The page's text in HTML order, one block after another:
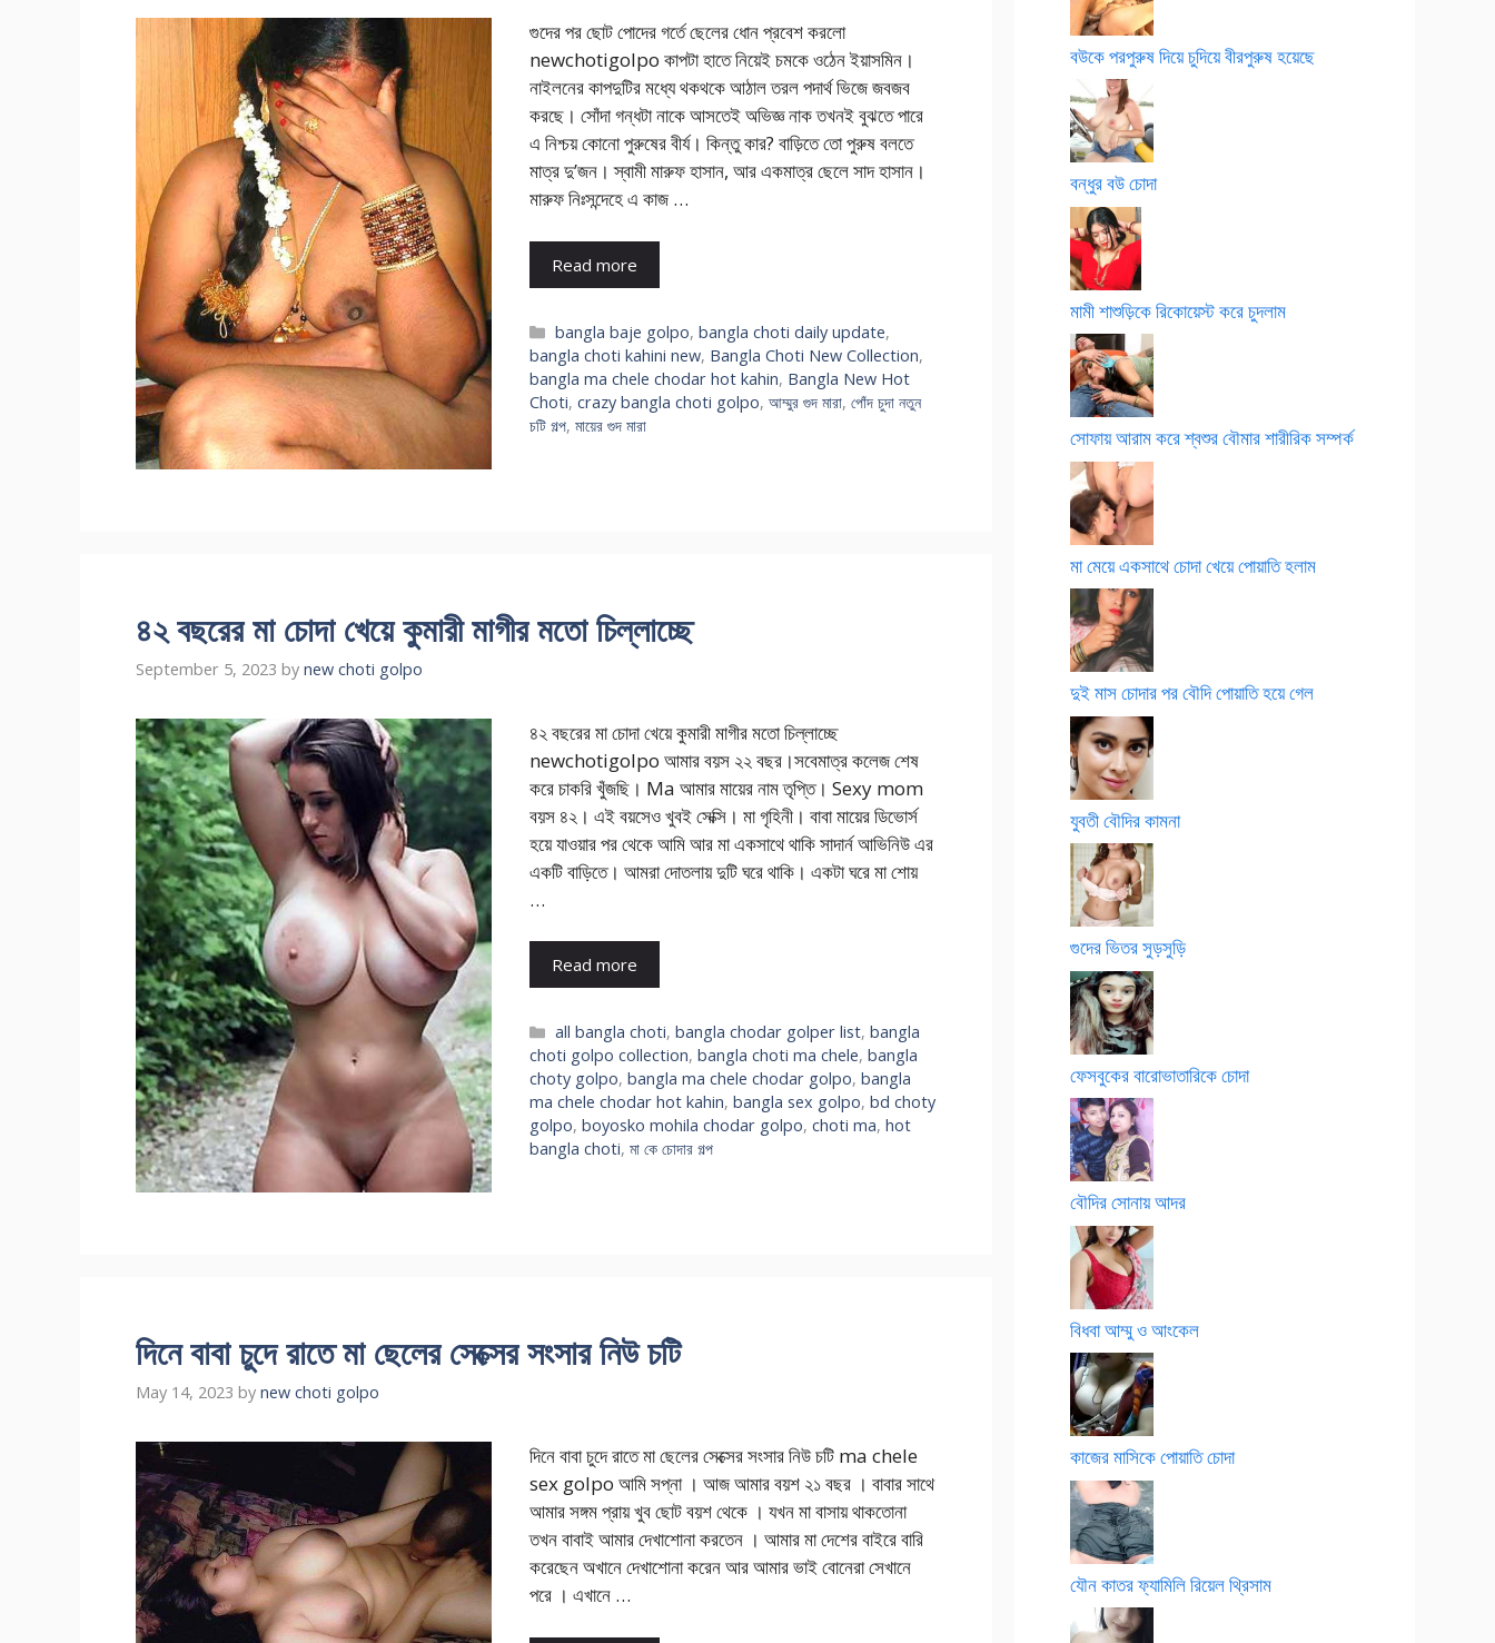
গুদের পর ছোট পোদের গর্তে ছেলের ধোন প্রবেশ করলো
newchotigolpo কাপটা হাতে নিয়েই চমকে ওঠেন ইয়াসমিন।
নাইলনের কাপদুটির মধ্যে থকথকে আঠাল তরল পদার্থ ভিজে জবজব
করছে। সোঁদা গন্ধটা নাকে আসতেই অভিজ্ঞ নাক তখনই বুঝতে পারে
এ নিশ্চয় কোনো পুরুষের বীর্য। কিন্তু কার? বাড়িতে তো পুরুষ বলতে
মাত্র দু’জন। স্বামী মারুফ হাসান, আর একমাত্র ছেলে সাদ হাসান।
মারুফ নিঃসন্দেহে এ কাজ …
Read more
Categories
bangla baje golpo,bangla choti daily update,
bangla choti kahini new, Bangla Choti New Collection,
bangla ma chele chodar hot kahin, Bangla New Hot
Choti, crazy bangla choti golpo, আম্মুর গুদ মারা, পোঁদ চুদা নতুন
চটি গল্প, মায়ের গুদ মারা
৪২ বছরের মা চোদা খেয়ে কুমারী মাগীর মতো চিল্লাচ্ছে
September 5, 2023 by new choti golpo
৪২ বছরের মা চোদা খেয়ে কুমারী মাগীর মতো চিল্লাচ্ছে
newchotigolpo আমার বয়স ২২ বছর।সবেমাত্র কলেজ শেষ
করে চাকরি খুঁজছি। Ma আমার মায়ের নাম তৃপ্তি। Sexy mom
বয়স ৪২। এই বয়সেও খুবই সেক্সি। মা গৃহিনী। বাবা মায়ের ডিভোর্স
হয়ে যাওয়ার পর থেকে আমি আর মা একসাথে থাকি সাদার্ন আভিনিউ এর
একটি বাড়িতে। আমরা দোতলায় দুটি ঘরে থাকি। একটা ঘরে মা শোয়
…
Read more
Categories
all bangla choti,bangla chodar golper list,bangla
choti golpo collection, bangla choti ma chele, bangla
choty golpo, bangla ma chele chodar golpo, bangla
ma chele chodar hot kahin, bangla sex golpo, bd choty
golpo, boyosko mohila chodar golpo, choti ma, hot
bangla choti, মা কে চোদার গল্প
দিনে বাবা চুদে রাতে মা ছেলের সেক্সের সংসার নিউ চটি
May 14, 2023 by new choti golpo
দিনে বাবা চুদে রাতে মা ছেলের সেক্সের সংসার নিউ চটি ma chele
sex golpo আমি সপ্না । আজ আমার বয়শ ২১ বছর । বাবার সাথে
আমার সঙ্গম প্রায় খুব ছোট বয়শ থেকে । যখন মা বাসায় থাকতোনা
তখন বাবাই আমার দেখাশোনা করতেন । আমার মা দেশের বাইরে বারি
করেছেন অখানে দেখাশোনা করেন আর আমার ভাই বোনেরা সেখানে
পরে । এখানে …
বউকে পরপুরুষ দিয়ে চুদিয়ে বীরপুরুষ হয়েছে
বন্ধুর বউ চোদা
মামী শাশুড়িকে রিকোয়েস্ট করে চুদলাম
সোফায় আরাম করে শ্বশুর বৌমার শারীরিক সম্পর্ক
মা মেয়ে একসাথে চোদা খেয়ে পোয়াতি হলাম
দুই মাস চোদার পর বৌদি পোয়াতি হয়ে গেল
যুবতী বৌদির কামনা
গুদের ভিতর সুড়সুড়ি
ফেসবুকের বারোভাতারিকে চোদা
বৌদির সোনায় আদর
বিধবা আম্মু ও আংকেল
কাজের মাসিকে পোয়াতি চোদা
যৌন কাতর ফ্যামিলি রিয়েল থ্রিসাম